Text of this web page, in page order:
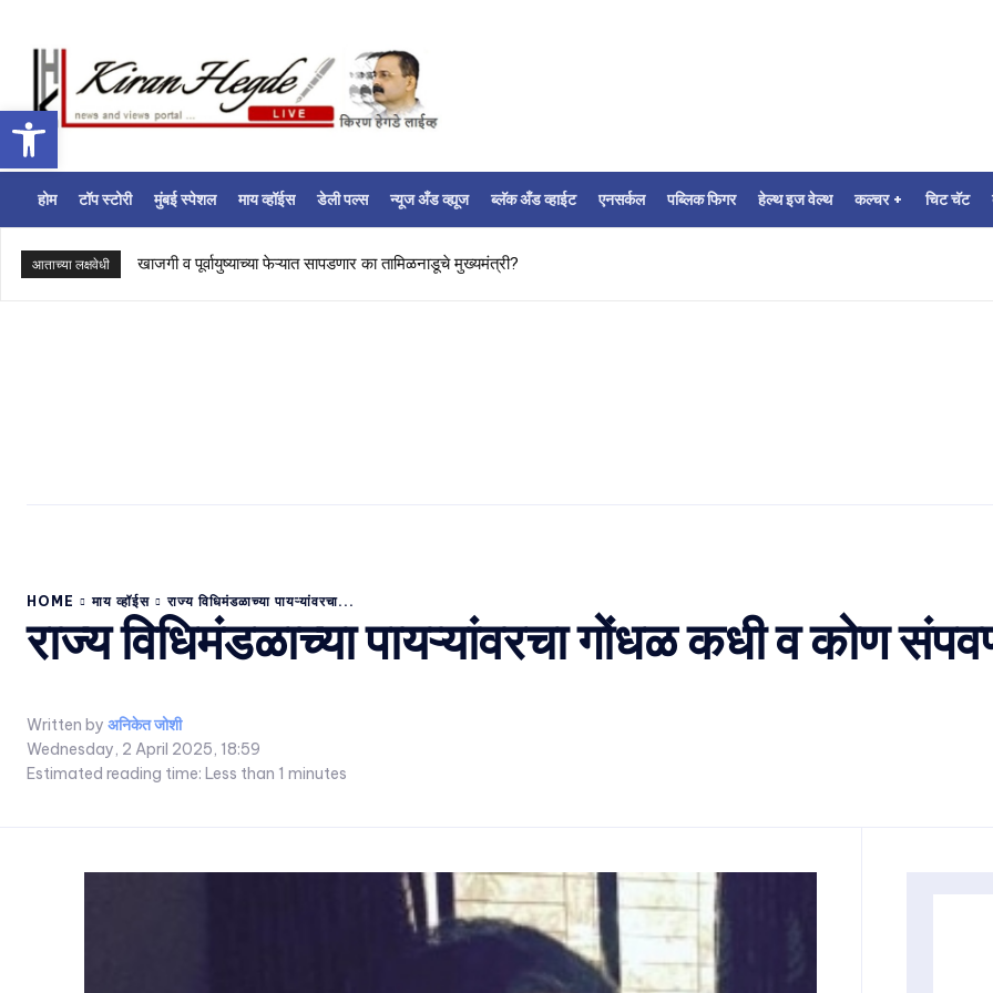
Open toolbar
होम टॉप स्टोरी मुंबई स्पेशल माय व्हॉईस डेली पल्स न्यूज अँड व्ह्यूज ब्लॅक अँड व्हाईट एनसर्कल पब्लिक फिगर हेल्थ इज वेल्थ कल्चर + चिट चॅट
आताच्या लक्षवेधी खाजगी व पूर्वायुष्याच्या फेऱ्यात सापडणार का तामिळनाडूचे मुख्यमंत्री?
HOME माय व्हॉईस राज्य विधिमंडळाच्या पायऱ्यांवरचा...
राज्य विधिमंडळाच्या पायऱ्यांवरचा गोंधळ कधी व कोण
Written by अनिकेत जोशी
Wednesday, 2 April 2025, 18:59
Estimated reading time: Less than 1 minutes